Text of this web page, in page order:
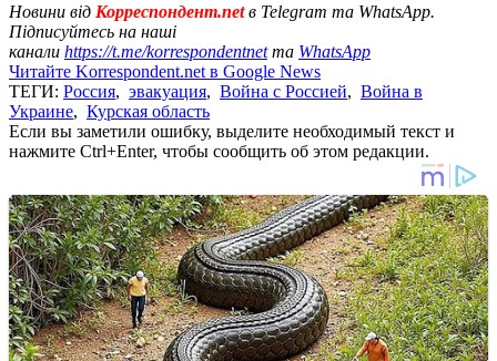
Новини від Корреспондент.netв Telegram та WhatsApp.
Підписуйтесь на наші
канали https://t.me/korrespondentnetта WhatsApp
Читайте Korrespondent.net в Google News
ТЕГИ: Россия, эвакуация, Война с Россией, Война в
Украине, Курская область
Если вы заметили ошибку, выделите необходимый текст и
нажмите Ctrl+Enter, чтобы сообщить об этом редакции.